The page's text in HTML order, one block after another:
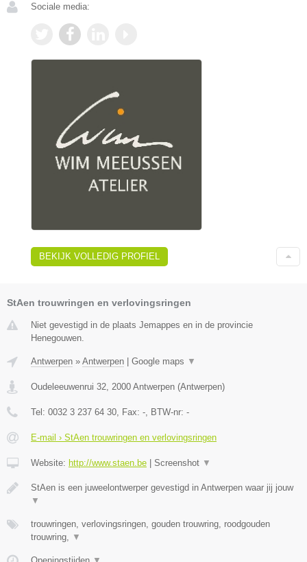
Sociale media:
BEKIJK VOLLEDIG PROFIEL
StAen trouwringen en verlovingsringen
Niet gevestigd in de plaats Jemappes en in de provincie
Henegouwen.
Antwerpen » Antwerpen | Google maps ▼
Oudeleeuwenrui 32 2000 Antwerpen (Antwerpen)
Tel: 0032 3 237 64 30 , Fax: - , BTW-nr: -
E-mail › StAen trouwringen en verlovingsringen
Website: http://www.staen.be | Screenshot ▼
StAen is een juweelontwerper gevestigd in Antwerpen waar jij jouw
▼
trouwringen, verlovingsringen, gouden trouwring, roodgouden
trouwring,
▼